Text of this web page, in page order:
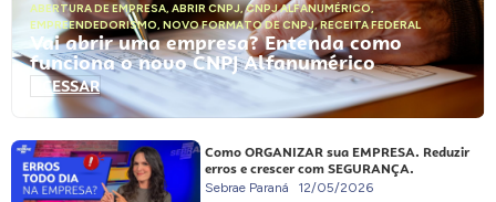
ABERTURA DE EMPRESA, ABRIR CNPJ,CNPJ ALFANUMÉRICO,
EMPREENDEDORISMO, NOVO FORMATO DE CNPJ,RECEITA FEDERAL
Vai abrir uma empresa? Entenda como
funciona o novo CNPJ Alfanumérico
ACESSAR
Como ORGANIZAR sua EMPRESA. Reduzir
erros e crescer com SEGURANÇA.
Sebrae Paraná 12/05/2026